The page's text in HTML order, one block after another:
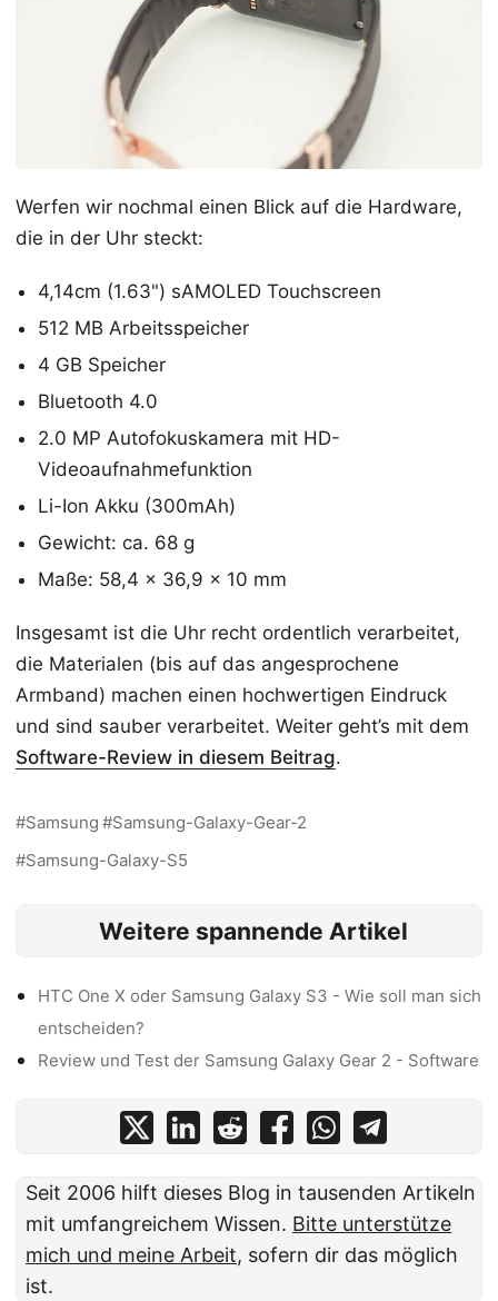
Werfen wir nochmal einen Blick auf die Hardware,
die in der Uhr steckt:
4,14cm (1.63") sAMOLED Touchscreen
512 MB Arbeitsspeicher
4 GB Speicher
Bluetooth 4.0
2.0 MP Autofokuskamera mit HD-
Videoaufnahmefunktion
Li-Ion Akku (300mAh)
Gewicht: ca. 68 g
Maße: 58,4 x 36,9 x 10 mm
Insgesamt ist die Uhr recht ordentlich verarbeitet,
die Materialen (bis auf das angesprochene
Armband) machen einen hochwertigen Eindruck
und sind sauber verarbeitet. Weiter geht’s mit dem
Software-Review in diesem Beitrag.
Samsung
Samsung-Galaxy-Gear-2
Samsung-Galaxy-S5
Weitere spannende Artikel
HTC One X oder Samsung Galaxy S3 - Wie soll man sich
entscheiden?
Review und Test der Samsung Galaxy Gear 2 - Software
Seit 2006 hilft dieses Blog in tausenden Artikeln
mit umfangreichem Wissen. Bitte unterstütze
mich und meine Arbeit, sofern dir das möglich
ist.